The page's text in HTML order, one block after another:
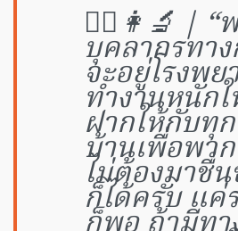
👨‍⚕️👩‍🔬 | “
บุคลากรทา
จะอยู่โรงพ
ทำงานหนัก
ฝากให้กับทุ
บ้านเพื่อพว
ไม่ต้องมาชื่
ก็ได้ครับ แ